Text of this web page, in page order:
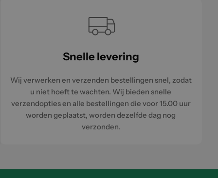
Snelle levering
Wij verwerken en verzenden bestellingen snel, zodat
u niet hoeft te wachten. Wij bieden snelle
verzendopties en alle bestellingen die voor 15.00 uur
worden geplaatst, worden dezelfde dag nog
verzonden.